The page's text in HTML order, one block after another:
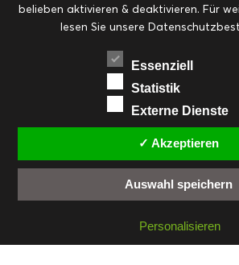
Eingemachtes Ohne Kategorie
RezepteSaisonalSlider
Suppen, Salate &
Vorspeisen, Salate &
Weihnachten Workshops & Events
FACEBOOK PINTEREST
INSTAGRAM
© cookiteasy.at by Simone Kemptner | powered by
belieben aktivieren & deaktivieren. Für
lesen Sie unsere
Essenziell
Statistik
Externe Dienste
✓ Akzeptieren
Auswahl speichern
Personalisieren